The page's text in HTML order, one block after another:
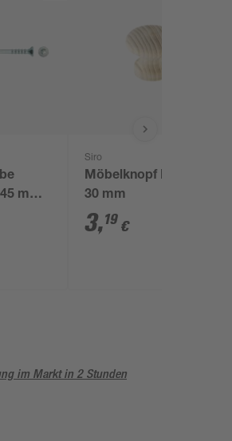
mm
Siro
Möbelknopf Fichte Ø
30 mm
3,19 €
im Markt in 2 Stunden